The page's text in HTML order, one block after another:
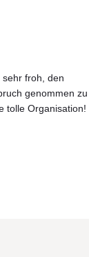
froh, den
genommen zu
tolle Organisation!